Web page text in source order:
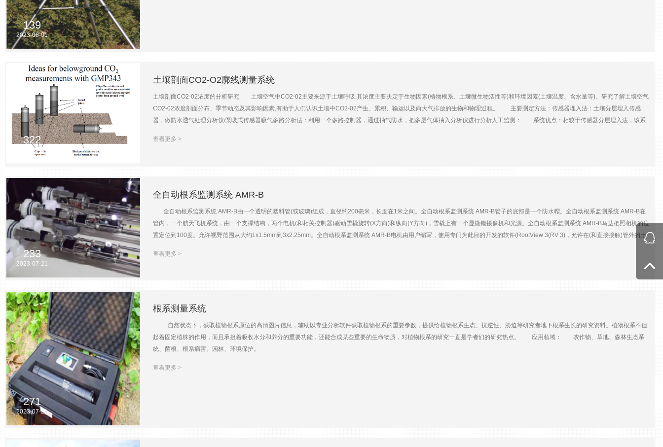
139
2023-08-01
322
2023-07-24
土壤剖面CO2-O2廓线测量系统
土壤剖面CO2-02浓度的分析研究 土壤空气中CO2-02主要来源于土壤呼吸,其浓度主要决定于生物因素(植物根系、土壤微生物活性等)和环境因素(土壤温度、含水量等)。研究了解土壤空气
CO2-02浓度剖面分布、季节动态及其影响因素,有助于人们认识土壤中CO2-02产生、累积、输运以及向大气排放的生物和物理过程。 主要测定方法：传感器埋入法：土壤分层埋入传感
器，做防水透气处理分析仪/泵吸式传感器吸气多路分析法：利用一个多路控制器，通过抽气防水，把多层气体抽入分析仪进行分析人工监测： 系统优点：相较于传感器分层埋入法，该系
态 系统组成：数据采集单元CO2传感器：CO2分析仪SBA5/LI840多路阀及循环泵控制器过滤装置、抽气泵通讯单元、数据处理软件 技术参数分析仪非色散红外线气体分析仪与微芯片
气体流速100~1000cc/min，流速范围300~350cc/min（cc/min与ml/min等值单位）接线端口12针输入与输出采用接口环境传感器输入单路传感器输入通道（0-1V）电源供应6~18V直流电能电
查看更多 >
233
2023-07-21
全自动根系监测系统 AMR-B
全自动根系监测系统 AMR-B由一个透明的塑料管(或玻璃)组成，直径约200毫米，长度在1米之间。全自动根系监测系统 AMR-B管子的底部是一个防水帽。全自动根系监测系统 AMR-B在
管内，一个航天飞机系统，由一个支撑结构，两个电机(和相关控制器)驱动雪橇旋转(X方向)和纵向(Y方向)，雪橇上有一个显微镜摄像机和光源。全自动根系监测系统 AMR-B马达把照相机的位
置定位到100度。允许视野范围从大约1x1.5mm到3x2.25mm。全自动根系监测系统 AMR-B电机由用户编写，使用专门为此目的开发的软件(RootView 3(RV 3)，允许在(和直接接触)管外的土
能管理马达。此外，全自动根系监测系统 AMR-B由于所有图像都是已知的x-y坐标，图像被拼接成整个管道内部的排列马赛克，用于分析大型根和土壤无脊椎动物的特征。 全自动根系监测
系统 AMR-B 用途包括：气候研究、农业研究、葡萄栽培、生态研究、土壤科学等。 全自动根系监测系统 AMR-B 产品特点： 专注根系生长的微观世界，小到5微米的细节，可以直观
样率可编程——标准2.75秒/图像6图片大小3.01毫米(宽)x 2.26毫米(高度)(100倍)7成像面积320 mm x 320 mm(可选1米)8典型的成像深度130毫米到730毫米(安装在40°角)9放大100 x(50 x可
使用从马赛克和粘贴在一起，以显示它的整体。蜘蛛或螨面对另一种昆虫的镶嵌。马赛克内部的每个瓷砖都是3.01x2.26mm，分辨率为640x480像素。虽然AMR主要用于研究根和菌丝的生
长，但我们认为它适用于许多其他领域的研究。 下面是两张由AMR捕捉到的真菌菌丝的图片。同样，这些图像所代表的面积只有3.01x2.25mm。它们在这里以640x480像素的分辨率显
示。 下图为设备的整体图和使用时图片
查看更多 >
271
2023-07-21
根系测量系统
自然状态下，获取植物根系原位的高清图片信息，辅助以专业分析软件获取植物根系的重要参数，提供给植物根系生态、抗逆性、胁迫等研究者地下根系生长的研究资料。植物根系不但
起着固定植株的作用，而且承担着吸收水分和养分的重要功能，还能合成某些重要的生命物质，对植物根系的研究一直是学者们的研究热点。 应用领域： 农作物、草地、森林生态系
统、菌根、根系病害、园林、环境保护。
查看更多 >